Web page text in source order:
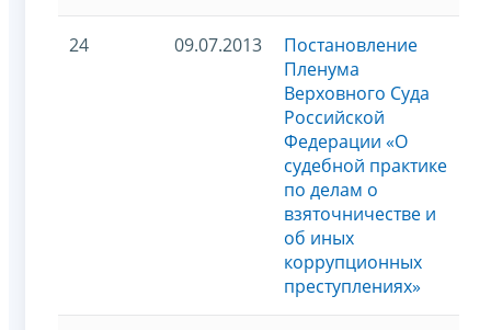
24 09.07.2013
Постановление
Пленума
Верховного Суда
Российской
Федерации «О
судебной практике
по делам о
взяточничестве и
об иных
коррупционных
преступлениях»